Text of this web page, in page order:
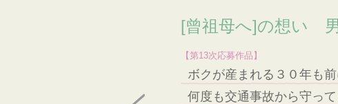
[曾祖母へ]の想い
【第13次応募作品】
ボクが産まれる３０年も
何度も交通事故から守っ